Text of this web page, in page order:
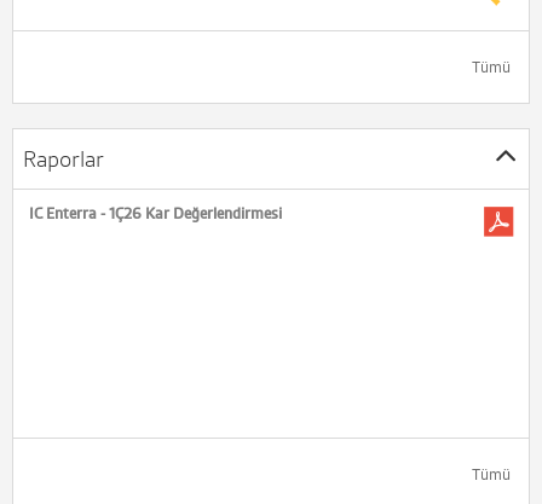
Tümü
Raporlar
IC Enterra - 1Ç26 Kar Değerlendirmesi
Tümü